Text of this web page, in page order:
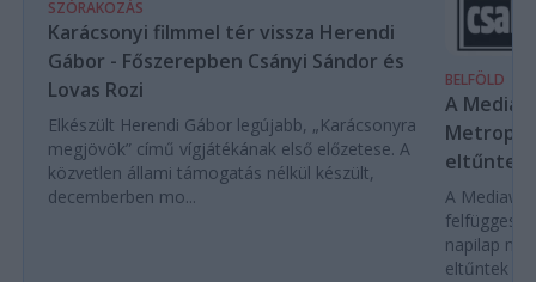
SZÓRAKOZÁS
Karácsonyi filmmel tér vissza Herendi
Gábor - Főszerepben Csányi Sándor és
Lovas Rozi
Elkészült Herendi Gábor legújabb, „Karácsonyra
megjövök” című vígjátékának első előzetese. A
közvetlen állami támogatás nélkül készült,
decemberben mo...
BELFÖLD
A
Metropol
eltűntek
A
napilap
eltűntek